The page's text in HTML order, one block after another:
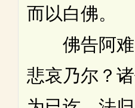
而以白佛。
佛告阿难
悲哀乃尔？